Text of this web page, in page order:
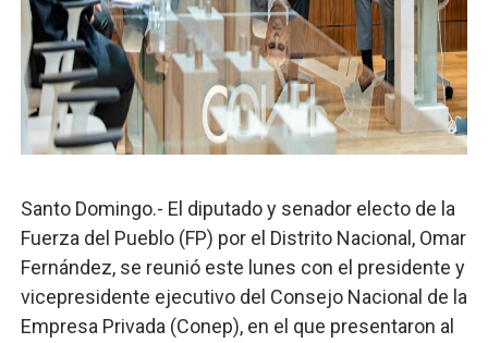
UNTC inicia ofensiva para recuperar fuerza gremial
PRM escogerá este domingo su nueva cúpula
Candidato a presidente del Colegio de Notarios hace
Josefa Castillo: Liderazgo y Transformación Social al
Santo Domingo.- El diputado y senador electo de la
Fuerza del Pueblo (FP) por el Distrito Nacional, Omar
Fernández, se reunió este lunes con el presidente y
vicepresidente ejecutivo del Consejo Nacional de la
Empresa Privada (Conep), en el que presentaron al